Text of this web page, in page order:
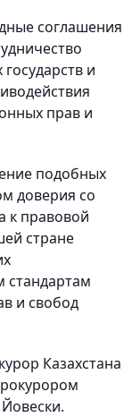
соглашения
и
прав и
подобных
доверия со
к правовой
стране
и свобод
Казахстана